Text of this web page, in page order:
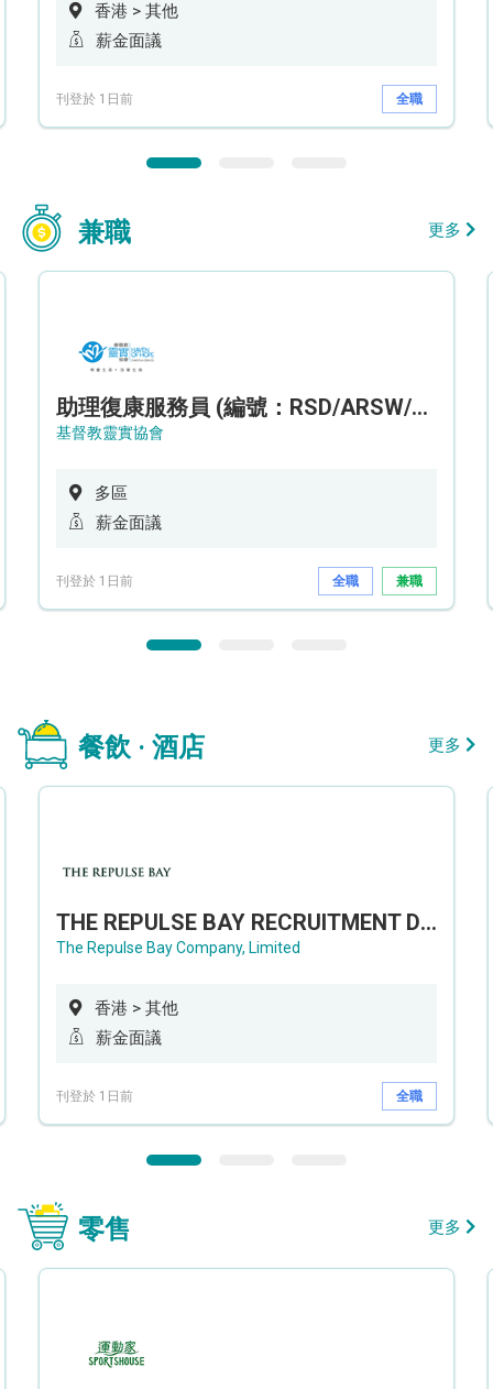
香港 > 其他
薪金面議
刊登於 1日前 全職
兼職 更多
助理復康服務員 (編號：RSD/ARSW/CTE)
基督教靈實協會
多區
薪金面議
刊登於 1日前 全職 兼職
餐飲 · 酒店 更多
THE REPULSE BAY RECRUITMENT DAY 淺水灣影灣園人才招聘會
The Repulse Bay Company, Limited
香港 > 其他
薪金面議
刊登於 1日前 全職
零售 更多